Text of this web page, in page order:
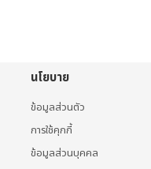
นโยบาย
ข้อมูลส่วนตัว
การใช้คุกกี้
ข้อมูลส่วนบุคคล